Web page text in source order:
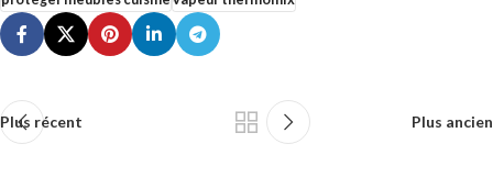
Plus récent Plus ancien